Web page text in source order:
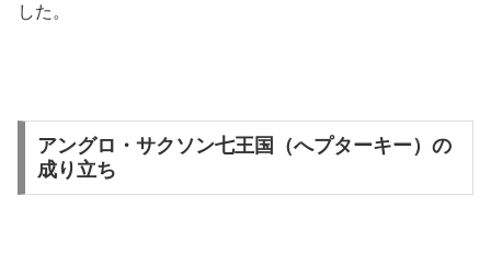
した。
アングロ・サクソン七王国（へプターキー）の
成り立ち